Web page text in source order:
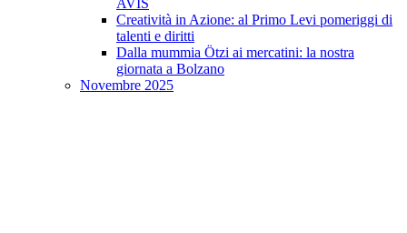
AVIS
Creatività in Azione: al Primo Levi pomeriggi di
talenti e diritti
Dalla mummia Ötzi ai mercatini: la nostra
giornata a Bolzano
Novembre 2025